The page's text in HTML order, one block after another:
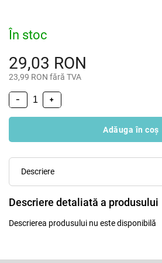
29,03 RON
23,99 RON fără TVA
În stoc
+
−
Adăuga în coş
Descriere
Descriere detaliată a produsului
Descrierea produsului nu este disponibilă